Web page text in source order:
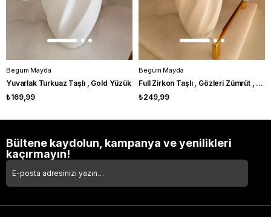
Begüm Mayda
Yuvarlak Turkuaz Taşlı , Gold Yüzük
₺169,99
Begüm Mayda
Full Zirkon Taşlı , Gözleri Zümrüt , Serpent Yüzük
₺249,99
Bültene kaydolun, kampanya ve yenilikleri
kaçırmayın!